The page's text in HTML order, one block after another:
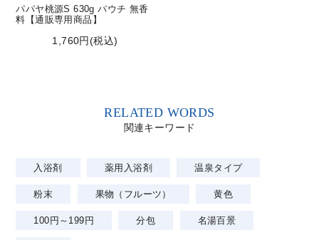
パパヤ桃源S 630g パウチ 無香
料【通販専用商品】
1,760円(税込)
RELATED WORDS
関連キーワード
入浴剤 薬用入浴剤 温泉タイプ
粉末 果物（フルーツ） 黄色
100円～199円 分包 名湯百景